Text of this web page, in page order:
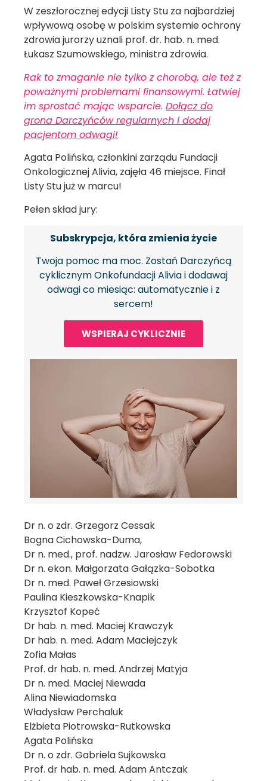
W zeszłorocznej edycji Listy Stu za najbardziej
wpływową osobę w polskim systemie ochrony
zdrowia jurorzy uznali prof. dr. hab. n. med.
Łukasz Szumowskiego, ministra zdrowia.
Rak to zmaganie nie tylko z chorobą, ale też z
poważnymi problemami finansowymi. Łatwiej
im sprostać mając wsparcie. Dołącz do
grona Darczyńców regularnych i dodaj
pacjentom odwagi!
Agata Polińska, członkini zarządu Fundacji
Onkologicznej Alivia, zajęła 46 miejsce. Finał
Listy Stu już w marcu!
Pełen skład jury:
Subskrypcja, która zmienia życie
Twoja pomoc ma moc. Zostań Darczyńcą
cyklicznym Onkofundacji Alivia i dodawaj
odwagi co miesiąc: automatycznie i z
sercem!
WSPIERAJ CYKLICZNIE
Dr n. o zdr. Grzegorz Cessak
Bogna Cichowska-Duma,
Dr n. med., prof. nadzw. Jarosław Fedorowski
Dr n. ekon. Małgorzata Gałązka-Sobotka
Dr n. med. Paweł Grzesiowski
Paulina Kieszkowska-Knapik
Krzysztof Kopeć
Dr hab. n. med. Maciej Krawczyk
Dr hab. n. med. Adam Maciejczyk
Zofia Małas
Prof. dr hab. n. med. Andrzej Matyja
Dr n. med. Maciej Niewada
Alina Niewiadomska
Władysław Perchaluk
Elżbieta Piotrowska-Rutkowska
Agata Polińska
Dr n. o zdr. Gabriela Sujkowska
Prof. dr hab. n. med. Adam Antczak